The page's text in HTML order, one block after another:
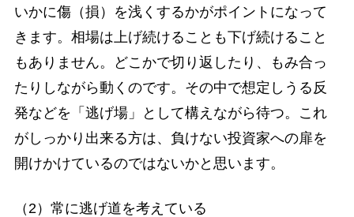
いかに傷（損）を浅くするかがポイントになって
きます。相場は上げ続けることも下げ続けること
もありません。どこかで切り返したり、もみ合っ
たりしながら動くのです。その中で想定しうる反
発などを「逃げ場」として構えながら待つ。これ
がしっかり出来る方は、負けない投資家への扉を
開けかけているのではないかと思います。
（2）常に逃げ道を考えている